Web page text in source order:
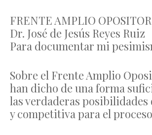
FRENTE AMPLIO OPOSITOR
Dr. José de Jesús Reyes Ruiz
Para documentar mi
Sobre el Frente Amplio
han dicho de una forma
las verdaderas
y competitiva para el